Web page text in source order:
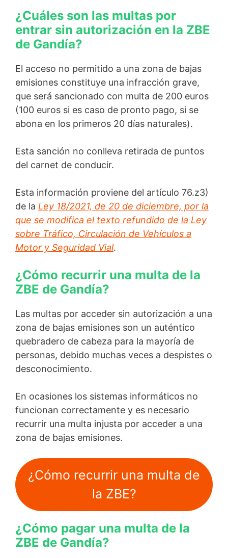
¿Cuáles son las multas por
entrar sin autorización en la ZBE
de Gandía?
El acceso no permitido a una zona de bajas
emisiones constituye una infracción grave,
que será sancionado con multa de 200 euros
(100 euros si es caso de pronto pago, si se
abona en los primeros 20 días naturales).
Esta sanción no conlleva retirada de puntos
del carnet de conducir.
Esta información proviene del artículo 76.z3)
de la Ley 18/2021, de 20 de diciembre, por la
que se modifica el texto refundido de la Ley
sobre Tráfico, Circulación de Vehículos a
Motor y Seguridad Vial.
¿Cómo recurrir una multa de la
ZBE de Gandía?
Las multas por acceder sin autorización a una
zona de bajas emisiones son un auténtico
quebradero de cabeza para la mayoría de
personas, debido muchas veces a despistes o
desconocimiento.
En ocasiones los sistemas informáticos no
funcionan correctamente y es necesario
recurrir una multa injusta por acceder a una
zona de bajas emisiones.
¿Cómo recurrir una multa de
la ZBE?
¿Cómo pagar una multa de la
ZBE de Gandía?